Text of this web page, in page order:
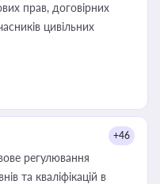
прав, договірних
цивільних
+46
регулювання
та кваліфікацій в